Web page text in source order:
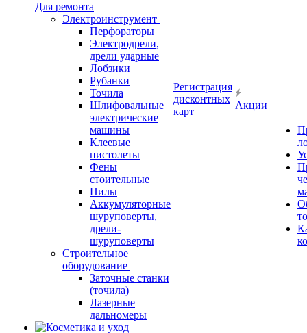
Для ремонта
Электроинструмент
Перфораторы
Электродрели,
дрели ударные
Лобзики
Рубанки
Точила
Шлифовальные
электрические
машины
Клеевые
пистолеты
Фены
стоительные
Пилы
Аккумуляторные
шуруповерты,
дрели-
шуруповерты
Строительное
оборудование
Заточные станки
(точила)
Лазерные
дальномеры
Регистрация
дисконтных
карт
Акции